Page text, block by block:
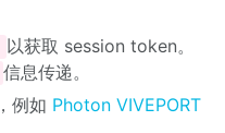
以获取 session token。
信息传递。
例如 Photon VIVEPORT